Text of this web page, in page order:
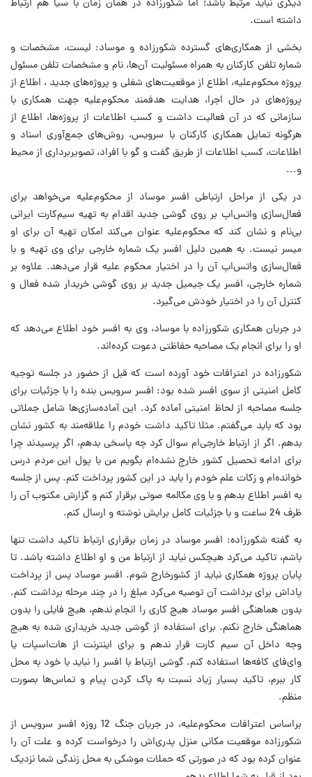
دیگری نباید مرتبط باشد؛ اما شکورزاده در همان زمان با سیا هم ارتباط
داشته است.
بخشی از همکاری‌های گسترده شکورزاده و موساد: لیست، مشخصات و
شماره تلفن کارکنان به همراه مسئولیت آن‌ها، نام و مشخصات تلفن مسئول
پروژه محکوم‌علیه، اطلاع از موقعیت‌های شغلی و پروژه‌های جدید ، اطلاع از
پروژه‌های در حال اجرا، هدایت هدفمند محکوم‌علیه جهت همکاری با
سازمانی که در آن فعالیت داشت و کسب اطلاعات از پروژه‌ها، اطلاع از
هرگونه تمایل همکاری کارکنان با سرویس، روش‌های جمع‌آوری اسناد و
اطلاعات، کسب اطلاعات از طریق گفت و گو با افراد، تصویربرداری از محیط
و...
در یکی از مراحل ارتباطی افسر موساد از محکوم‌علیه می‌خواهد برای
فعال‌سازی واتس‌اپ بر روی گوشی جدید اقدام به تهیه سیم‌کارت ایرانی
بی‌نام و نشان کند که محکوم‌علیه عنوان می‌کند امکان تهیه آن برای او
میسر نیست. به همین دلیل افسر یک شماره خارجی برای وی تهیه و با
فعال‌سازی واتس‌اپ آن را در اختیار محکوم علیه قرار می‌دهد. علاوه بر
شماره خارجی، افسر یک جیمیل جدید بر روی گوشی خریدار شده فعال و
کنترل آن را در اختیار خودش می‌گیرد.
در جریان همکاری شکورزاده با موساد، وی به افسر خود اطلاع می‌دهد که
او را برای انجام یک مصاحبه حفاظتی دعوت کرده‌اند.
شکورزاده در اعترافات خود آورده است که قبل از حضور در جلسه توجیه
کامل امنیتی از سوی افسر شده بود: افسر سرویس بنده را با جزئیات برای
جلسه مصاحبه از لحاظ امنیتی آماده کرد. این آماده‌سازی‌ها شامل جملاتی
بود که باید می‌گفتم. مثلا تاکید داشت خودم را علاقه‌مند به کشور نشان
بدهم. اگر از ارتباط خارجی‌ام سوال کرد چه پاسخی بدهم، اگر پرسیدند چرا
برای ادامه تحصیل کشور خارج نشده‌ام بگویم من با پول این مردم درس
خوانده‌ام و زکات علم خودم را باید در این کشور پرداخت کنم. پس از جلسه
به افسر اطلاع بدهم و با وی مکالمه صوتی برقرار کنم و گزارش مکتوب آن را
ظرف 24 ساعت و با جزئیات کامل برایش نوشته و ارسال کنم.
به گفته شکورزاده: افسر موساد در زمان برقراری ارتباط تاکید داشت تنها
باشم، تاکید می‌کرد هیچکس نباید از ارتباط من و او اطلاع داشته باشد. تا
پایان پروژه همکاری نباید از کشورخارج شوم. افسر موساد پس از پرداخت
پاداش برای برداشت آن توصیه می‌کرد مبلغ را در چند مرحله برداشت کنم.
بدون هماهنگی افسر موساد هیچ کاری را انجام ندهم، هیچ فایلی را بدون
هماهنگی خارج نکنم. برای استفاده از گوشی جدید خریداری شده به هیچ
وجه داخل آن سیم کارت قرار ندهم و برای اینترنت از هات‌اسپات یا
وای‌فای کافه‌ها استفاده کنم. گوشی ارتباط با افسر را نباید با خود به محل
کار ببرم، تاکید بسیار زیاد نسبت به پاک کردن پیام و تماس‌ها بصورت
منظم.
براساس اعترافات محکوم‌علیه، در جریان جنگ 12 روزه افسر سرویس از
شکورزاده موقعیت مکانی منزل پدری‌اش را درخواست کرده و علت آن را
عنوان کرده بود که در صورتی که حملات موشکی به محل زندگی شما نزدیک